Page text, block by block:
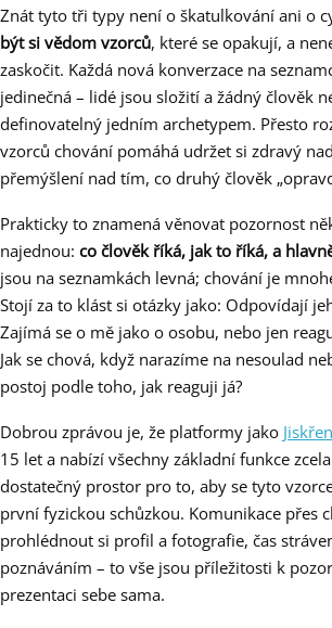
Znát tyto tři typy není o škatulkování ani o
být si vědom vzorců, které se opakují, a
zaskočit. Každá nová konverzace na
jedinečná – lidé jsou složití a žádný člověk
definovatelný jedním archetypem. Přesto
vzorců chování pomáhá udržet si zdravý
přemýšlení nad tím, co druhý člověk
Prakticky to znamená věnovat pozornost
najednou: co člověk říká, jak to říká, a
jsou na seznamkách levná; chování je
Stojí za to klást si otázky jako: Odpovídají
Zajímá se o mě jako o osobu, nebo jen
Jak se chová, když narazíme na nesoulad
postoj podle toho, jak reaguji já?
Dobrou zprávou je, že platformy jako
15 let a nabízí všechny základní funkce
dostatečný prostor pro to, aby se tyto
první fyzickou schůzkou. Komunikace přes
prohlédnout si profil a fotografie, čas
poznáváním – to vše jsou příležitosti k
prezentaci sebe sama.